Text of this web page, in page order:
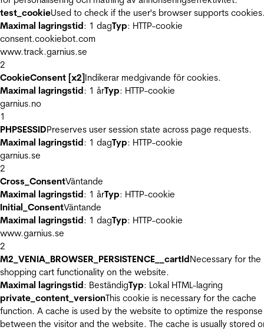
test_cookieUsed to check if the user's browser supports
Maximal lagringstid: 1 dagTyp: HTTP-cookie
consent.cookiebot.com
www.track.garnius.se
2
CookieConsent [x2]Indikerar medgivande för cookies.
Maximal lagringstid: 1 årTyp: HTTP-cookie
garnius.no
1
PHPSESSIDPreserves user session state across page requests.
Maximal lagringstid: 1 dagTyp: HTTP-cookie
garnius.se
2
Cross_ConsentVäntande
Maximal lagringstid: 1 årTyp: HTTP-cookie
Initial_ConsentVäntande
Maximal lagringstid: 1 dagTyp: HTTP-cookie
www.garnius.se
2
M2_VENIA_BROWSER_PERSISTENCE__cartIdNecessary for the
shopping cart functionality on the website.
Maximal lagringstid: BeständigTyp: Lokal HTML-lagring
private_content_versionThis cookie is necessary for the cache
function. A cache is used by the website to optimize the
between the visitor and the website. The cache is usually stored